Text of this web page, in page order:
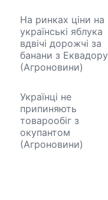
На ринках ціни на
українські яблука
вдвічі дорожчі за
банани з Еквадору
(Агроновини)
Українці не
припиняють
товарообіг з
окупантом
(Агроновини)